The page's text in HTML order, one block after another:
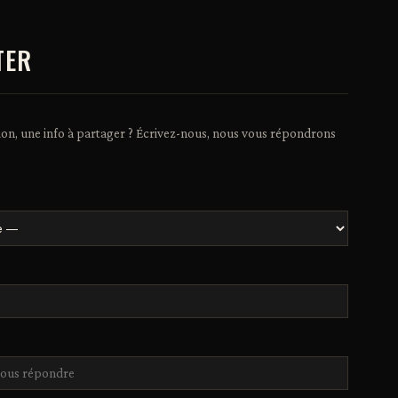
une info à partager ? Écrivez-nous, nous vous répondrons